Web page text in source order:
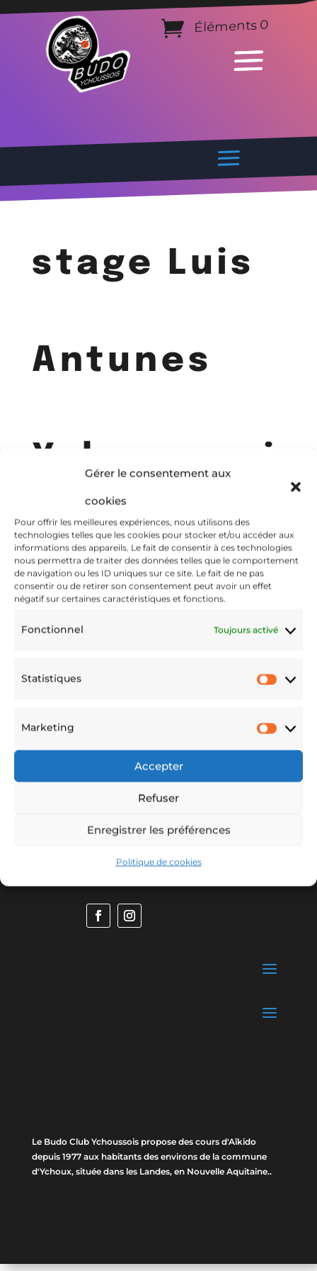
Gérer le consentement aux
cookies
Pour offrir les meilleures expériences, nous utilisons des
technologies telles que les cookies pour stocker et/ou accéder aux
informations des appareils. Le fait de consentir à ces technologies
nous permettra de traiter des données telles que le comportement
de navigation ou les ID uniques sur ce site. Le fait de ne pas
consentir ou de retirer son consentement peut avoir un effet
négatif sur certaines caractéristiques et fonctions.
Fonctionnel Toujours activé
Statistiques
Marketing
Accepter
Refuser
Enregistrer les préférences
Politique de cookies
Éléments 0
stage Luis
Antunes
Ychoux mai
2025-33
Juin 3, 2025
Le Budo Club Ychoussois propose des cours d'Aîkido
depuis 1977 aux habitants des environs de la commune
d'Ychoux, située dans les Landes, en Nouvelle Aquitaine..